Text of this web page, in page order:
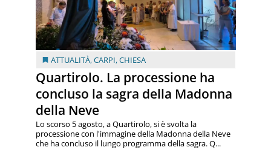
ATTUALITÀ,CARPI,CHIESA
Quartirolo. La processione ha
concluso la sagra della Madonna
della Neve
Lo scorso 5 agosto, a Quartirolo, si è svolta la
processione con l'immagine della Madonna della Neve
che ha concluso il lungo programma della sagra. Q...